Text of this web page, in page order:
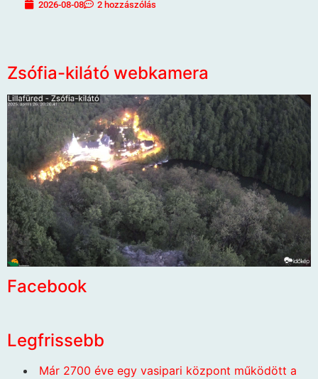
2026-08-08 2 hozzászólás
Zsófia-kilátó webkamera
Facebook
Legfrissebb
Már 2700 éve egy vasipari központ működött a